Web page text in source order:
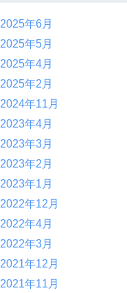
2025年6月
2025年5月
2025年4月
2025年2月
2024年11月
2023年4月
2023年3月
2023年2月
2023年1月
2022年12月
2022年4月
2022年3月
2021年12月
2021年11月